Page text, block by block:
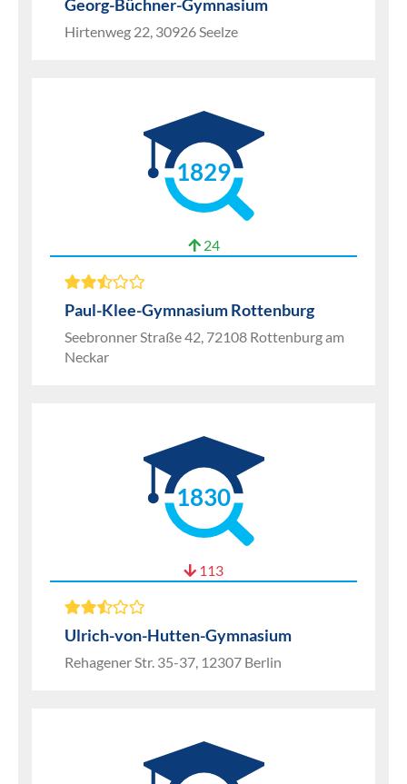
Georg-Büchner-Gymnasium
Hirtenweg 22, 30926 Seelze
1829
24
Paul-Klee-Gymnasium Rottenburg
Seebronner Straße 42, 72108 Rottenburg am
Neckar
1830
113
Ulrich-von-Hutten-Gymnasium
Rehagener Str. 35-37, 12307 Berlin